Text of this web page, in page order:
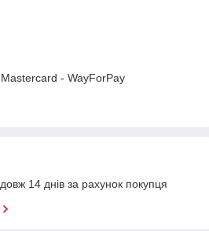
- WayForPay
14 днів за рахунок покупця